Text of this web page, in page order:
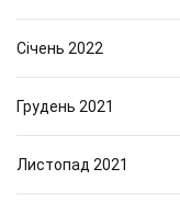
Січень 2022
Грудень 2021
Листопад 2021